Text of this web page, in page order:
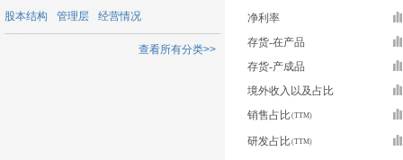
股本结构 管理层 经营情况
查看所有分类>>
净利率
存货-在产品
存货-产成品
境外收入以及占比
销售占比
研发占比